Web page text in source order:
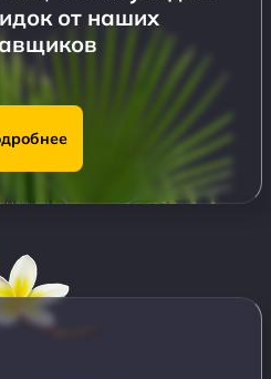
от наших